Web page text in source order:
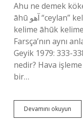
Ahu ne demek
āhū آهو “ceylan” kelimesinden atıfta bulunur. Bu
kelime āhūk
Farsça’nın aynı
Geyik 1979: 333-
nedir? Hava
bir…
Devamını okuyun